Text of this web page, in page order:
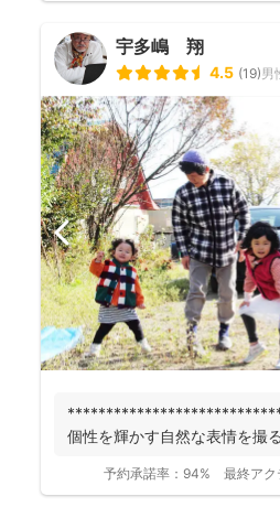
宇多嶋 翔
4.5 (19)男
個性を輝かす自然な表情を撮
予約承諾率： 94% 最終アク